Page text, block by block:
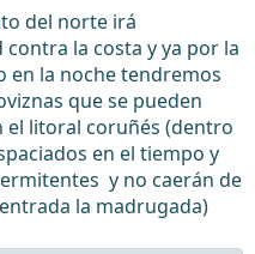
del norte irá
la costa y ya por la
la noche tendremos
que se pueden
el litoral coruñés (dentro
en el tiempo y
y no caerán de
la madrugada)